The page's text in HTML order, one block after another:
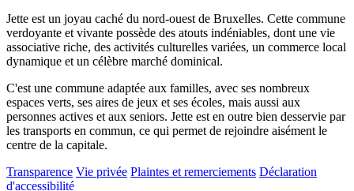
Jette est un joyau caché du nord-ouest de Bruxelles. Cette commune
verdoyante et vivante possède des atouts indéniables, dont une vie
associative riche, des activités culturelles variées, un commerce local
dynamique et un célèbre marché dominical.
C'est une commune adaptée aux familles, avec ses nombreux
espaces verts, ses aires de jeux et ses écoles, mais aussi aux
personnes actives et aux seniors. Jette est en outre bien desservie par
les transports en commun, ce qui permet de rejoindre aisément le
centre de la capitale.
Transparence Vie privée Plaintes et remerciements Déclaration
d'accessibilité